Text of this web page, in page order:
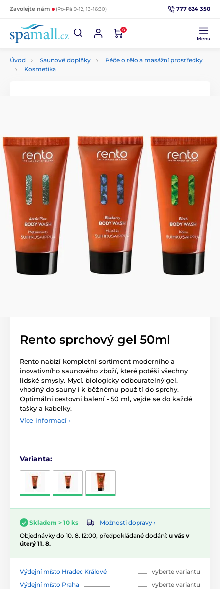
Zavolejte nám (Po-Pá 9-12, 13-16:30) 777 624 350
0
Menu
Úvod Saunové doplňky
Péče o tělo a masážní prostředky
Kosmetika
Rento sprchový gel 50ml
Rento nabízí kompletní sortiment moderního a
inovativního saunového zboží, které potěší všechny
lidské smysly. Mycí, biologicky odbouratelný gel,
vhodný do sauny i k běžnému použití do sprchy.
Optimální cestovní balení - 50 ml, vejde se do každé
tašky a kabelky.
Více informací ›
Varianta:
Skladem > 10 ks
Možnosti dopravy ›
Objednávky do 10. 8. 12:00, předpokládané dodání: u vás v
úterý 11. 8.
Výdejní místo Hradec Králové
vyberte variantu
Výdejní místo Praha
vyberte variantu